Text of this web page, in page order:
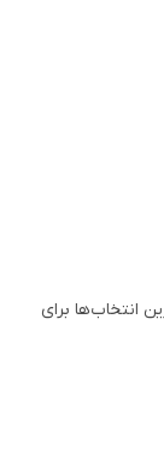
انتخاب‌ها برای